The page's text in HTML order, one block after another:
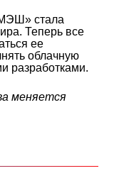
стала
Теперь все
ее
облачную
разработками.
меняется